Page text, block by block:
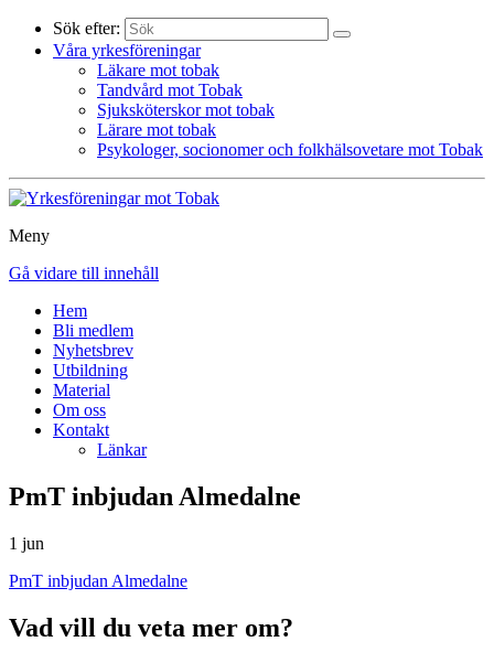
Sök efter:
Våra yrkesföreningar
Läkare mot tobak
Tandvård mot Tobak
Sjuksköterskor mot tobak
Lärare mot tobak
Psykologer, socionomer och folkhälsovetare mot Tobak
Meny
Gå vidare till innehåll
Hem
Bli medlem
Nyhetsbrev
Utbildning
Material
Om oss
Kontakt
Länkar
PmT inbjudan Almedalne
1 jun
PmT inbjudan Almedalne
Vad vill du veta mer om?